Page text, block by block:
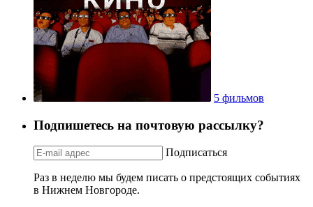
5 фильмов
Подпишетесь на почтовую рассылку?
Подписаться
Раз в неделю мы будем писать о предстоящих событиях
в Нижнем Новгороде.